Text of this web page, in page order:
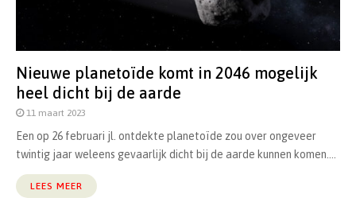
Nieuwe planetoïde komt in 2046 mogelijk
heel dicht bij de aarde
11 maart 2023
Een op 26 februari jl. ontdekte planetoïde zou over ongeveer
twintig jaar weleens gevaarlijk dicht bij de aarde kunnen komen....
LEES MEER